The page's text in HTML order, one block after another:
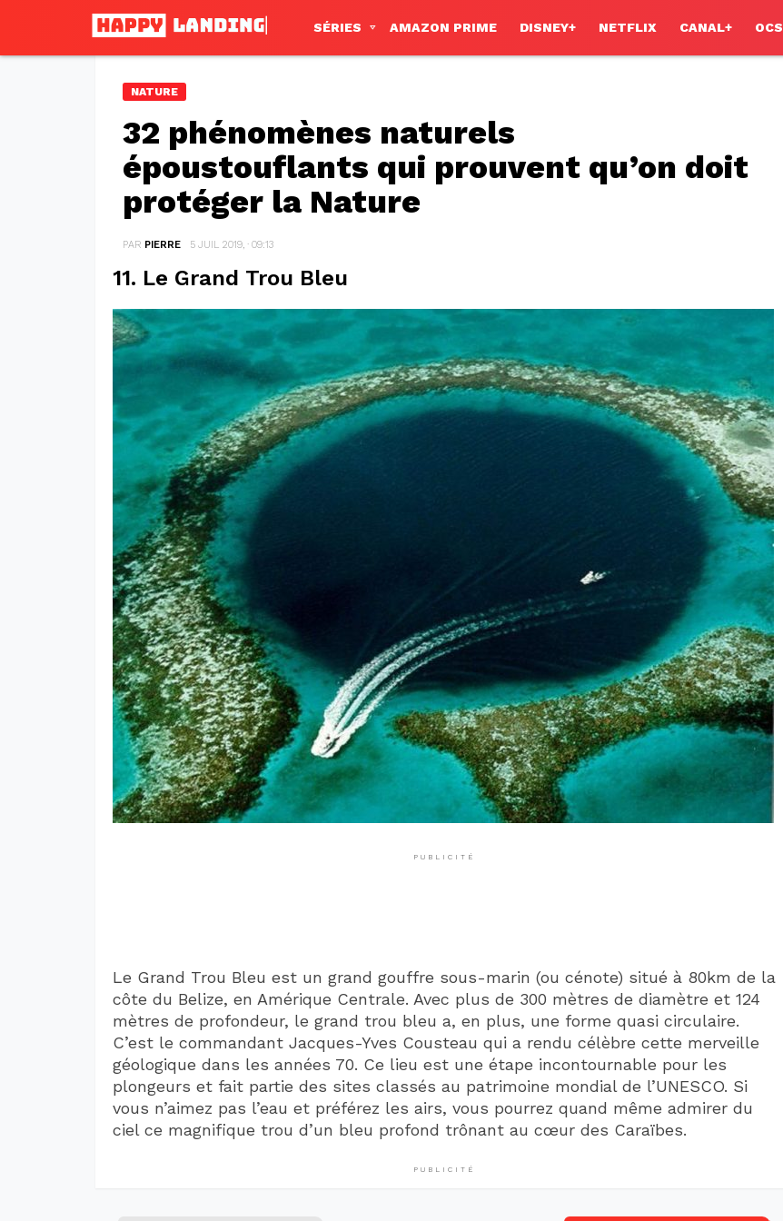
SÉRIES AMAZON PRIME DISNEY+ NETFLIX CANAL+ OCS
NATURE
32 phénomènes naturels
époustouflants qui prouvent qu’on doit
protéger la Nature
PAR PIERRE 5 JUIL 2019, · 09:13
11. Le Grand Trou Bleu
PUBLICITÉ
Le Grand Trou Bleu est un grand gouffre sous-marin (ou cénote) situé à 80km de la
côte du Belize, en Amérique Centrale. Avec plus de 300 mètres de diamètre et 124
mètres de profondeur, le grand trou bleu a, en plus, une forme quasi circulaire.
C’est le commandant Jacques-Yves Cousteau qui a rendu célèbre cette merveille
géologique dans les années 70. Ce lieu est une étape incontournable pour les
plongeurs et fait partie des sites classés au patrimoine mondial de l’UNESCO. Si
vous n’aimez pas l’eau et préférez les airs, vous pourrez quand même admirer du
ciel ce magnifique trou d’un bleu profond trônant au cœur des Caraïbes.
PUBLICITÉ